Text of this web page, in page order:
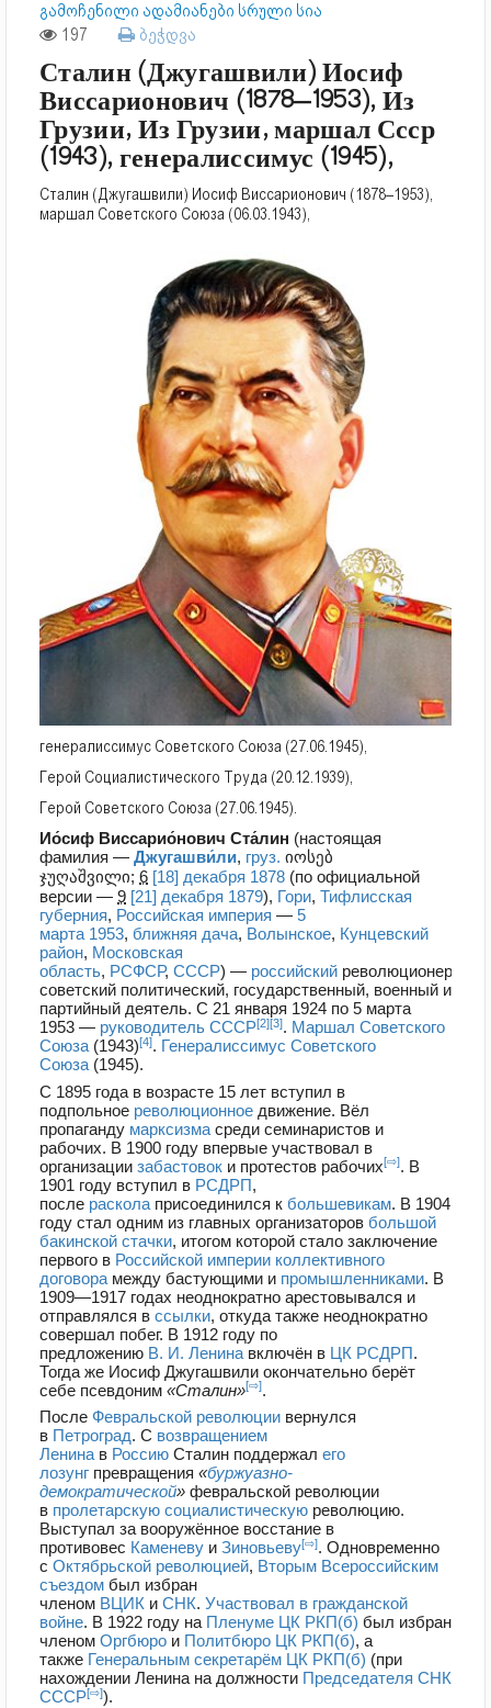
გამოჩენილი ადამიანები სრული სია
197 ბეჭდვა
Сталин (Джугашвили) Иосиф
Виссарионович (1878–1953), Из
Грузии, Из Грузии, маршал Ссср
(1943), генералиссимус (1945),
Сталин (Джугашвили) Иосиф Виссарионович (1878–1953),
маршал Советского Союза (06.03.1943),
генералиссимус Советского Союза (27.06.1945),
Герой Социалистического Труда (20.12.1939),
Герой Советского Союза (27.06.1945).
Ио́сиф Виссарио́нович Ста́лин (настоящая
фамилия — Джугашви́ли, груз. იოსებ
ჯუღაშვილი; 6 [18] декабря 1878 (по официальной
версии — 9 [21] декабря 1879), Гори, Тифлисская
губерния, Российская империя — 5
марта 1953, ближняя дача, Волынское, Кунцевский
район, Московская
область, РСФСР, СССР) — российский революционер,
советский политический, государственный, военный и
партийный деятель. С 21 января 1924 по 5 марта
1953 — руководитель СССР[2][3]. Маршал Советского
Союза(1943)[4]. Генералиссимус Советского
Союза(1945).
С 1895 года в возрасте 15 лет вступил в
подпольное революционное движение. Вёл
пропаганду марксизма среди семинаристов и
рабочих. В 1900 году впервые участвовал в
организации забастовок и протестов рабочих[⇨]. В
1901 году вступил в РСДРП,
после раскола присоединился к большевикам. В 1904
году стал одним из главных организаторов большой
бакинской стачки, итогом которой стало заключение
первого в Российской империи коллективного
договора между бастующими и промышленниками. В
1909—1917 годах неоднократно арестовывался и
отправлялся в ссылки, откуда также неоднократно
совершал побег. В 1912 году по
предложению В. И. Ленина включён в ЦК РСДРП.
Тогда же Иосиф Джугашвили окончательно берёт
себе псевдоним «Сталин»[⇨].
После Февральской революции вернулся
в Петроград. С возвращением
Ленинав Россию Сталин поддержал его
лозунг превращения «буржуазно-
демократической» февральской революции
в пролетарскую социалистическую революцию.
Выступал за вооружённое восстание в
противовес Каменеву и Зиновьеву[⇨]. Одновременно
с Октябрьской революцией, Вторым Всероссийским
съездом был избран
членом ВЦИК и СНК. Участвовал в гражданской
войне. В 1922 году на Пленуме ЦК РКП(б) был избран
членом Оргбюро и Политбюро ЦК РКП(б), а
также Генеральным секретарём ЦК РКП(б) (при
нахождении Ленина на должности Председателя СНК
СССР[⇨]).